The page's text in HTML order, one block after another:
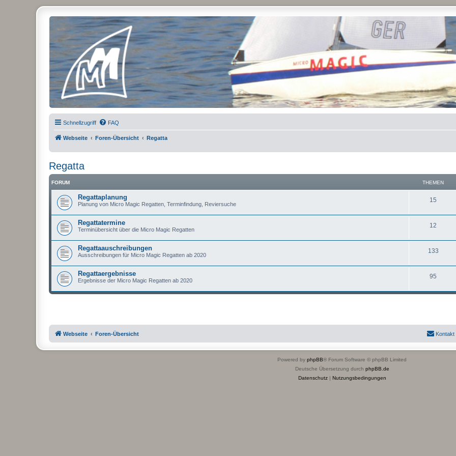
Micro Magic Forum Deutschland
Schnellzugriff FAQ
Webseite Foren-Übersicht Regatta
Regatta
FORUM THEMEN
Regattaplanung
Planung von Micro Magic Regatten, Terminfindung, Reviersuche
15
Regattatermine
Terminübersicht über die Micro Magic Regatten
12
Regattaauschreibungen
Ausschreibungen für Micro Magic Regatten ab 2020
133
Regattaergebnisse
Ergebnisse der Micro Magic Regatten ab 2020
95
Webseite Foren-Übersicht Kontakt
Powered by phpBB® Forum Software © phpBB Limited
Deutsche Übersetzung durch phpBB.de
Datenschutz| Nutzungsbedingungen